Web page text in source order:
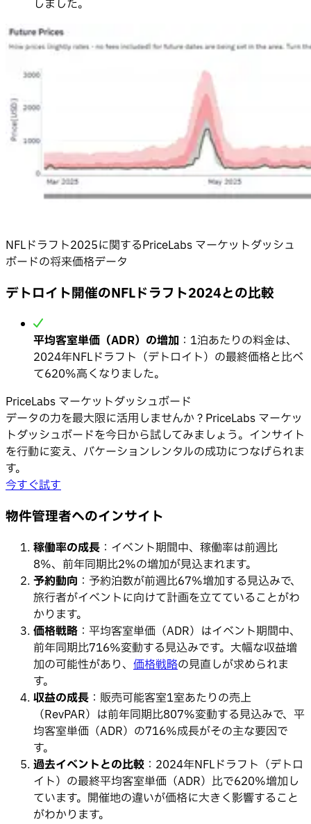
しました。
NFLドラフト2025に関するPriceLabs マーケットダッシュ
ボードの将来価格データ
デトロイト開催のNFLドラフト2024との比較
平均客室単価（ADR）の増加 ：1泊あたりの料金は、
2024年NFLドラフト（デトロイト）の最終価格と比べ
て620%高くなりました。
PriceLabs マーケットダッシュボード
データの力を最大限に活用しませんか？PriceLabs マーケッ
トダッシュボードを今日から試してみましょう。インサイト
を行動に変え、バケーションレンタルの成功につなげられま
す。
今すぐ試す
物件管理者へのインサイト
稼働率の成長 ：イベント期間中、稼働率は前週比
8%、前年同期比2%の増加が見込まれます。
予約動向 ：予約泊数が前週比67%増加する見込みで、
旅行者がイベントに向けて計画を立てていることがわ
かります。
価格戦略 ：平均客室単価（ADR）はイベント期間中、
前年同期比716%変動する見込みです。大幅な収益増
加の可能性があり、 価格戦略の見直しが求められま
す。
収益の成長 ：販売可能客室1室あたりの売上
（RevPAR）は前年同期比807%変動する見込みで、平
均客室単価（ADR）の716%成長がその主な要因で
す。
過去イベントとの比較 ：2024年NFLドラフト（デトロ
イト）の最終平均客室単価（ADR）比で620%増加し
ています。開催地の違いが価格に大きく影響すること
がわかります。